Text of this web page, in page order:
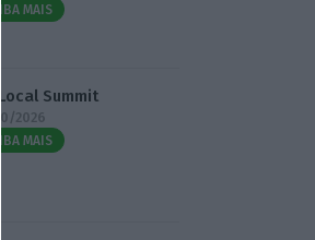
MAIS
Local Summit
2026
MAIS